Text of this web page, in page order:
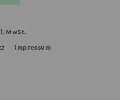
MwSt.
Impressum